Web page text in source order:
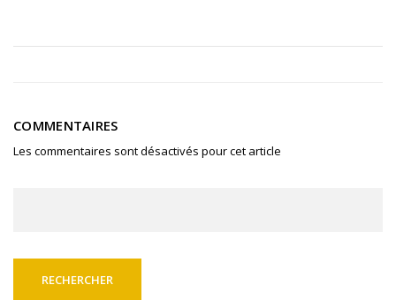
COMMENTAIRES
Les commentaires sont désactivés pour cet article